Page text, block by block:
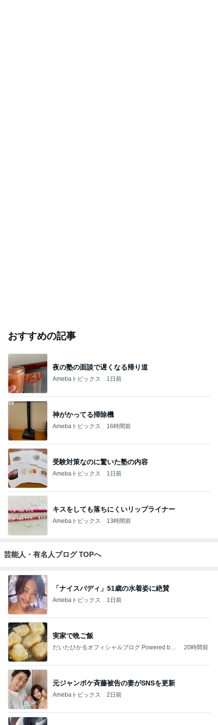
おすすめの記事
夜の塾の面談で遅くなる帰り道
Amebaトピックス 1日前
神がかってる掃除機
Amebaトピックス 16時間前
受験対策なのに驚いた塾の内容
Amebaトピックス 1日前
キスをしても落ちにくいリップライナー
Amebaトピックス 13時間前
芸能人・有名人ブログ TOPへ
「ナイスバディ」51歳の水着姿に絶賛
Amebaトピックス 1日前
実家で晩ご飯
だいたひかるオフィシャルブログ Powered by
20時間前
元ジャンポケ斉藤被告の妻がSNSを更新
Amebaトピックス 2日前